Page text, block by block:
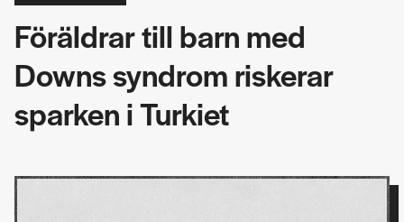
Föräldrar till barn med
Downs syndrom riskerar
sparken i Turkiet